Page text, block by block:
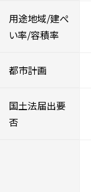
用途地域/建ぺ
い率/容積率
都市計画
国土法届出要
否